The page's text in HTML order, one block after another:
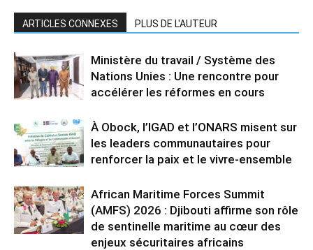
ARTICLES CONNEXES PLUS DE L'AUTEUR
Ministère du travail / Système des
Nations Unies : Une rencontre pour
accélérer les réformes en cours
À Obock, l’IGAD et l’ONARS misent sur
les leaders communautaires pour
renforcer la paix et le vivre-ensemble
African Maritime Forces Summit
(AMFS) 2026 : Djibouti affirme son rôle
de sentinelle maritime au cœur des
enjeux sécuritaires africains